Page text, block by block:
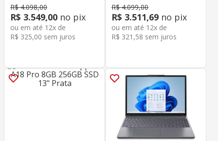
R$ 4.098,00
R$ 3.549,00 no pix
ou em até 12x de
R$ 325,00 sem juros
R$ 4.099,00
R$ 3.511,69 no pix
ou em até 12x de
R$ 321 ,58 sem juros